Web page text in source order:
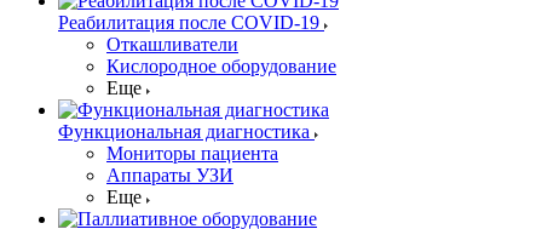
Реабилитация после COVID-19
Откашливатели
Кислородное оборудование
Еще
Функциональная диагностика
Мониторы пациента
Аппараты УЗИ
Еще